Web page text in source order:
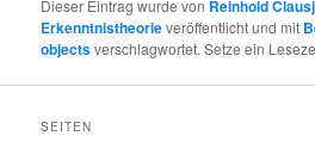
Dieser Eintrag wurde von Reinhold
Erkenntnistheorieveröffentlicht und mit
objectsverschlagwortet. Setze ein
SEITEN